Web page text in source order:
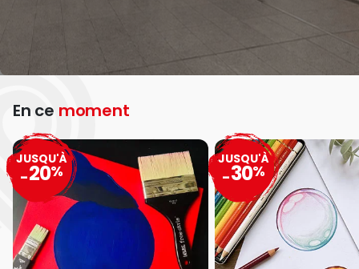
En ce moment
JUSQU'À
-20%
JUSQU'À
-30%